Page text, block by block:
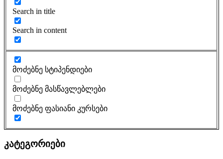
Search in title
Search in content
მოძებნე სტიპენდიები
მოძებნე მასწავლებლები
მოძებნე ფასიანი კურსები
კატეგორიები